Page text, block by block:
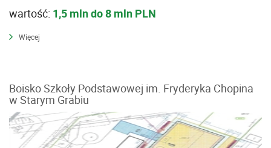
wartość: 1,5 mln do 8 mln PLN
Więcej
Boisko Szkoły Podstawowej im. Fryderyka Chopina
w Starym Grabiu